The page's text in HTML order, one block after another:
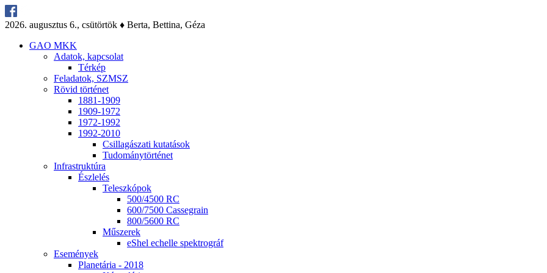
2026. au­gusz­tus 6., csü­tör­tök ♦ Ber­ta, Bet­ti­na, Gé­za
GAO MKK
Ada­tok, kap­cso­lat
Tér­kép
Fel­ada­tok, SZMSZ
Rö­vid tör­té­net
1881-1909
1909-1972
1972-1992
1992-2010
Csil­la­gá­sza­ti ku­ta­tá­sok
Tu­do­mány­tör­té­net
Inf­ra­struk­tú­ra
Ész­le­lés
Te­lesz­kó­pok
500/4500 RC
600/7500 Cas­seg­ra­in
800/5600 RC
Mű­sze­rek
eS­hel echel­le spekt­ro­gráf
Ese­mé­nyek
Pla­ne­tá­ria - 2018